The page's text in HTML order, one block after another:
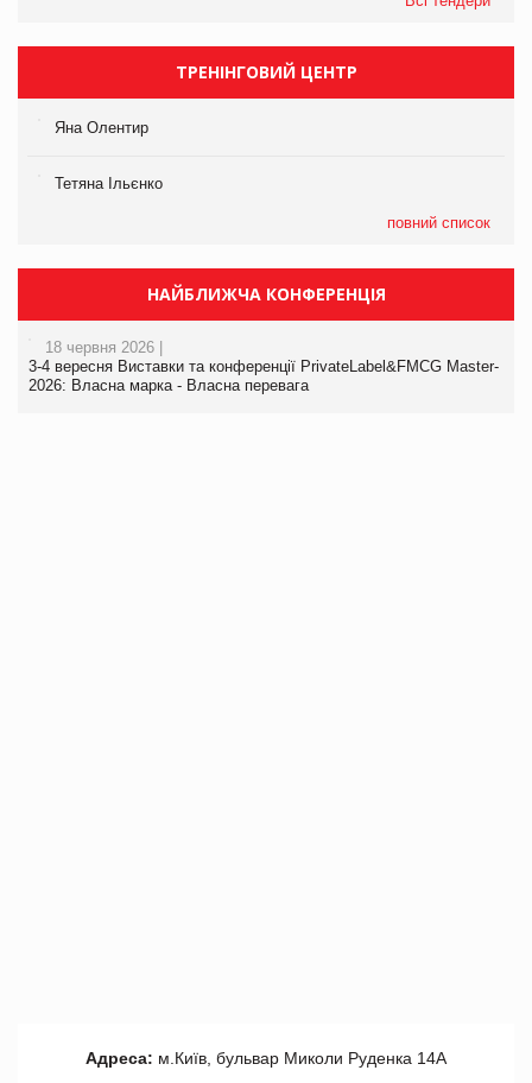
ТРЕНІНГОВИЙ ЦЕНТР
Яна Олентир
Тетяна Ільєнко
повний список
НАЙБЛИЖЧА КОНФЕРЕНЦІЯ
18 червня 2026 |
3-4 вересня Виставки та конференції PrivateLabel&FMCG Master-
2026: Власна марка - Власна перевага
Адреса: м.Київ, бульвар Миколи Руденка 14А